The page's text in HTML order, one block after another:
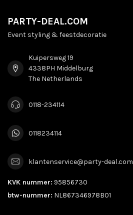
PARTY-DEAL.COM
Event styling & feestdecoratie
Kuipersweg 19
4338PH Middelburg
The Netherlands
0118-234114
0118234114
klantenservice@party-deal.com
KVK nummer: 95856730
btw-nummer: NL867346978B01